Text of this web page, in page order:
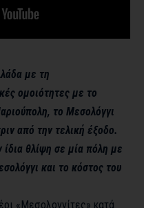
με τη
ομοιότητες με το
το Μεσολόγγι
από την τελική έξοδο.
θλίψη σε μία πόλη με
και το κόστος του
«Μεσολογγίτες» κατά